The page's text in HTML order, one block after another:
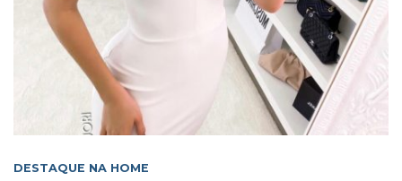
DESTAQUE NA HOME